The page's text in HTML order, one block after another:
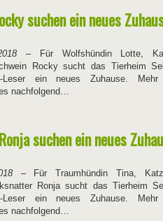
suchen ein neues
– Für Wolfshündin Lotte,
Rocky sucht das Tierheim
-Leser ein neues Zuhause. Mehr
nachfolgend…
suchen ein neues
– Für Traumhündin Tina,
Ronja sucht das Tierheim
-Leser ein neues Zuhause. Mehr
nachfolgend…